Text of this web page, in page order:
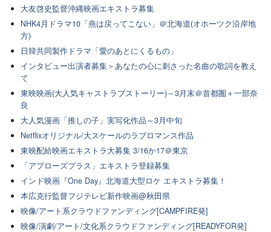
大友啓史監督沖縄映画エキストラ募集
NHK4月ドラマ10「燕は戻ってこない」＠北海道(オホーツク沿岸地
方)
日韓共同製作ドラマ「愛のあとにくるもの」
インタビュー出演者募集＞あなたの心に刺さった名曲の歌詞を教え
て
東映映画(大人気キャストラブストーリー)～3月末＠首都圏＋一部奈
良
大人気漫画「推しの子」実写化作品～3月中旬
Netflixオリジナル/大スケールのラブロマンス作品
東映配給映画エキストラ大募集 3/16か17＠東京
「アプローズプラス」エキストラ登録募集
インド映画『One Day』北海道大型ロケ エキストラ募集！
本広克行監督フジテレビ新作映画@秋田県
映像/アート系クラウドファンディング[CAMPFIRE発]
映像/演劇/アート/文化系クラウドファンディング[READYFOR発]